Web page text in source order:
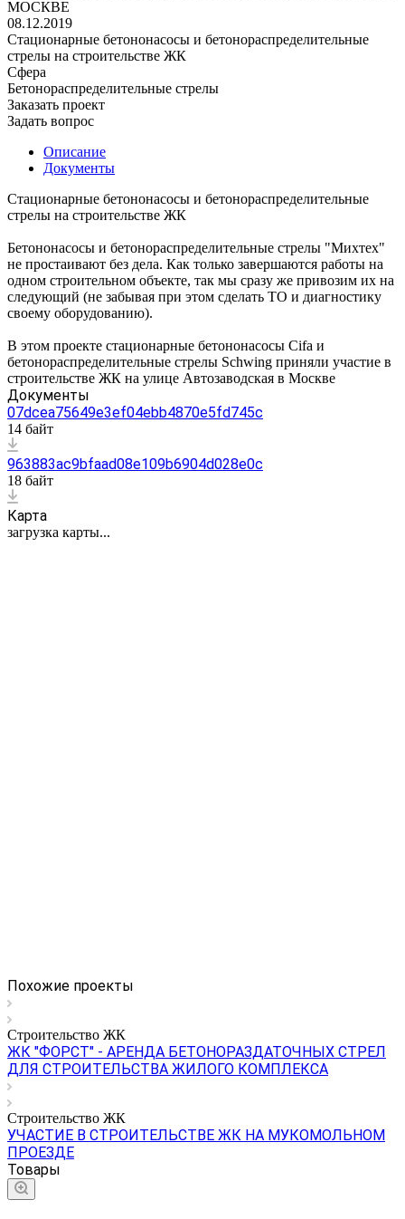
МОСКВЕ
08.12.2019
Стационарные бетононасосы и бетонораспределительные
стрелы на строительстве ЖК
Сфера
Бетонораспределительные стрелы
Заказать проект
Задать вопрос
Описание
Документы
Стационарные бетононасосы и бетонораспределительные
стрелы на строительстве ЖК
Бетононасосы и бетонораспределительные стрелы "Михтех"
не простаивают без дела. Как только завершаются работы на
одном строительном объекте, так мы сразу же привозим их на
следующий (не забывая при этом сделать ТО и диагностику
своему оборудованию).
В этом проекте стационарные бетононасосы Cifa и
бетонораспределительные стрелы Schwing приняли участие в
строительстве ЖК на улице Автозаводская в Москве
Документы
07dcea75649e3ef04ebb4870e5fd745c
14 байт
963883ac9bfaad08e109b6904d028e0c
18 байт
Карта
загрузка карты...
Похожие проекты
Строительство ЖК
ЖК "ФОРСТ" - АРЕНДА БЕТОНОРАЗДАТОЧНЫХ СТРЕЛ
ДЛЯ СТРОИТЕЛЬСТВА ЖИЛОГО КОМПЛЕКСА
Строительство ЖК
УЧАСТИЕ В СТРОИТЕЛЬСТВЕ ЖК НА МУКОМОЛЬНОМ
ПРОЕЗДЕ
Товары